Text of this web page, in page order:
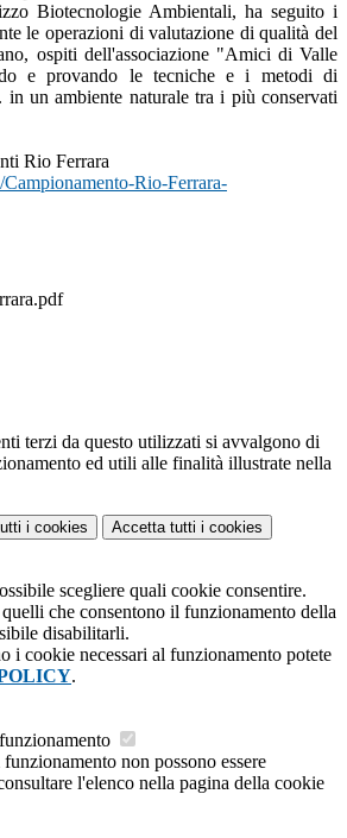
Biotecnologie Ambientali, ha seguito i
le operazioni di valutazione di qualità del
ospiti dell'associazione "Amici di Valle
e provando le tecniche e i metodi di
in un ambiente naturale tra i più conservati
Rio Ferrara
Campionamento-Rio-Ferrara-
terzi da questo utilizzati si avvalgono di
ed utili alle finalità illustrate nella
i cookies Accetta tutti i cookies
scegliere quali cookie consentire.
che consentono il funzionamento della
disabilitarli.
i cookie necessari al funzionamento potete
.
non possono essere
l'elenco nella pagina della cookie